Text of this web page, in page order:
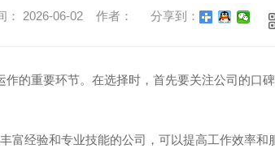
： 2026-06-02 作者： 分享到：
的重要环节。在选择时，首先要关注公司的口
富经验和专业技能的公司，可以提高工作效率和